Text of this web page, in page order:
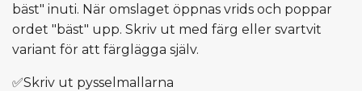
bäst" inuti. När omslaget öppnas vrids och poppar
ordet "bäst" upp. Skriv ut med färg eller svartvit
variant för att färglägga själv.
✅Skriv ut pysselmallarna